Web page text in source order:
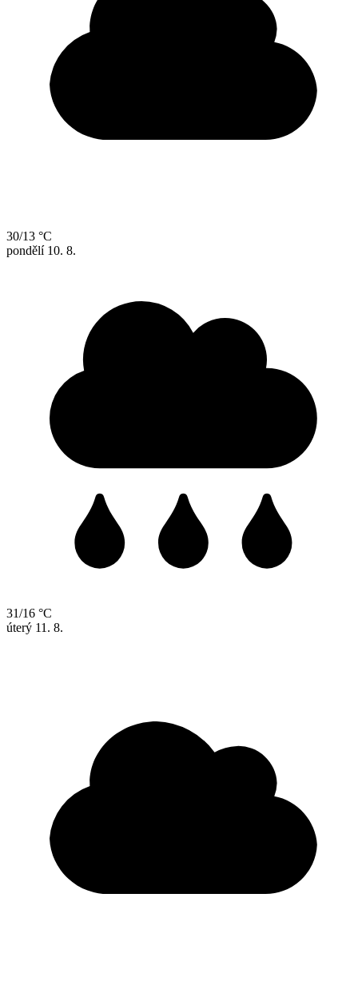
30/13 °C
pondělí 10. 8.
31/16 °C
úterý 11. 8.